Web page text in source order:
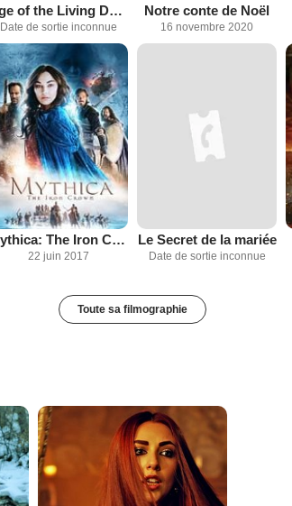
Age of the Living Dead
Date de sortie inconnue
Notre conte de Noël
16 novembre 2020
Mythica: The Iron Crown
22 juin 2017
Le Secret de la mariée
Date de sortie inconnue
Toute sa filmographie